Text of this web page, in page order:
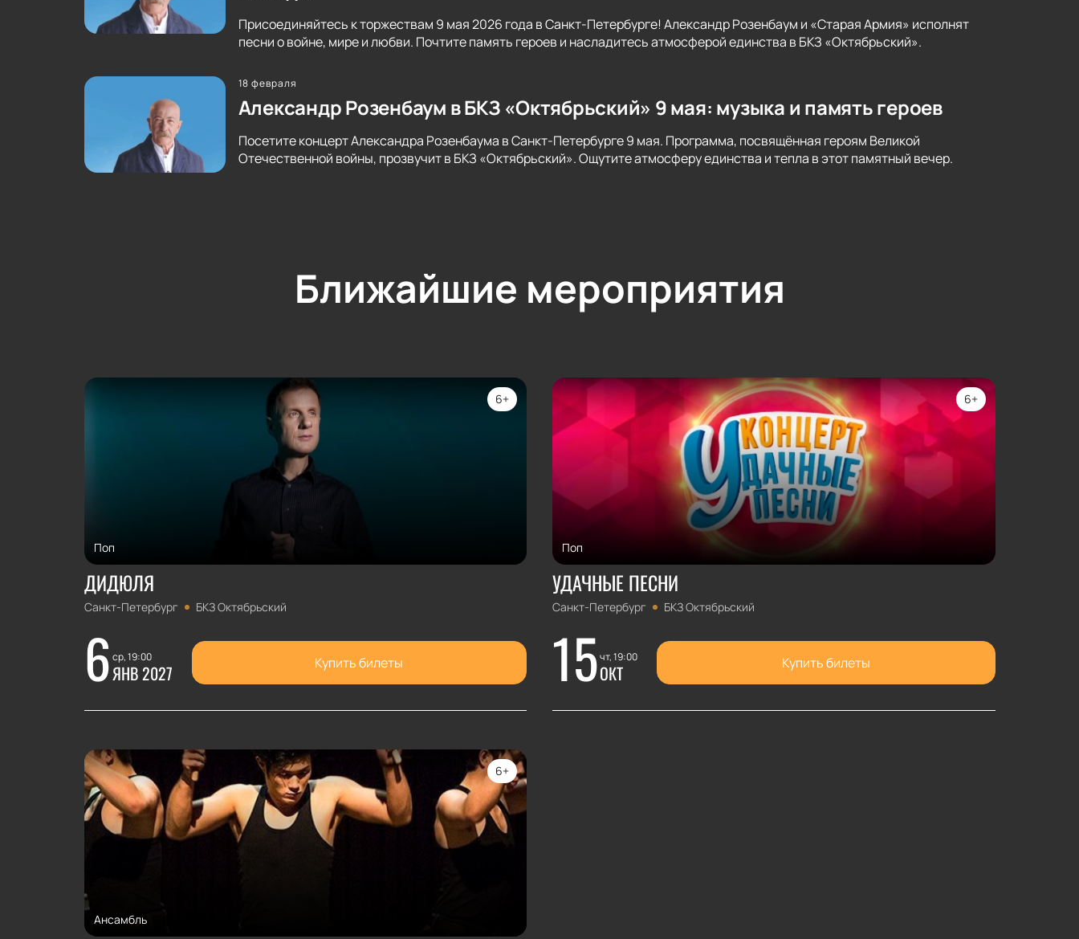
Присоединяйтесь к торжествам 9 мая 2026 года в Санкт-Петербурге! Александр Розенбаум и «Старая Армия» исполнят
песни о войне, мире и любви. Почтите память героев и насладитесь атмосферой единства в БКЗ «Октябрьский».
18 февраля
Александр Розенбаум в БКЗ «Октябрьский» 9 мая: музыка и память героев
Посетите концерт Александра Розенбаума в Санкт-Петербурге 9 мая. Программа, посвящённая героям Великой
Отечественной войны, прозвучит в БКЗ «Октябрьский». Ощутите атмосферу единства и тепла в этот памятный вечер.
Ближайшие мероприятия
Поп
6+
ДИДЮЛЯ
Санкт-Петербург БКЗ Октябрьский
6 ср, 19:00
ЯНВ 2027 Купить билеты
Поп
6+
УДАЧНЫЕ ПЕСНИ
Санкт-Петербург БКЗ Октябрьский
15чт, 19:00
ОКТ Купить билеты
Ансамбль
6+